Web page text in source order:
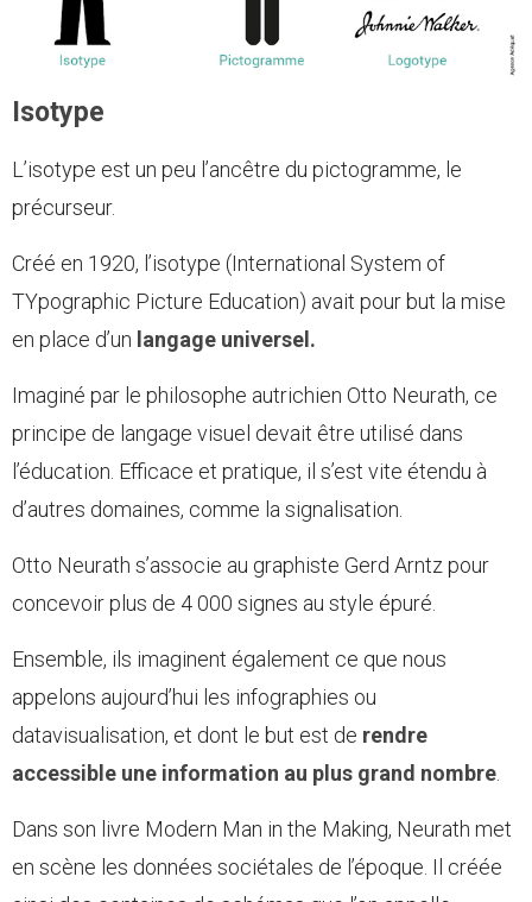
Isotype
L’isotype est un peu l’ancêtre du pictogramme, le
précurseur.
Créé en 1920, l’isotype (International System of
TYpographic Picture Education) avait pour but la mise
en place d’un langage universel.
Imaginé par le philosophe autrichien Otto Neurath, ce
principe de langage visuel devait être utilisé dans
l’éducation. Efficace et pratique, il s’est vite étendu à
d’autres domaines, comme la signalisation.
Otto Neurath s’associe au graphiste Gerd Arntz pour
concevoir plus de 4 000 signes au style épuré.
Ensemble, ils imaginent également ce que nous
appelons aujourd’hui les infographies ou
datavisualisation, et dont le but est de rendre
accessible une information au plus grand nombre
Dans son livre Modern Man in the Making, Neurath met
en scène les données sociétales de l’époque. Il créée